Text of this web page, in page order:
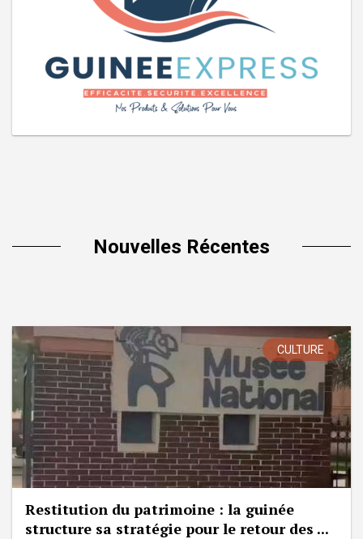
Nouvelles Récentes
CULTURE
Restitution du patrimoine : la guinée
structure sa stratégie pour le retour des ...